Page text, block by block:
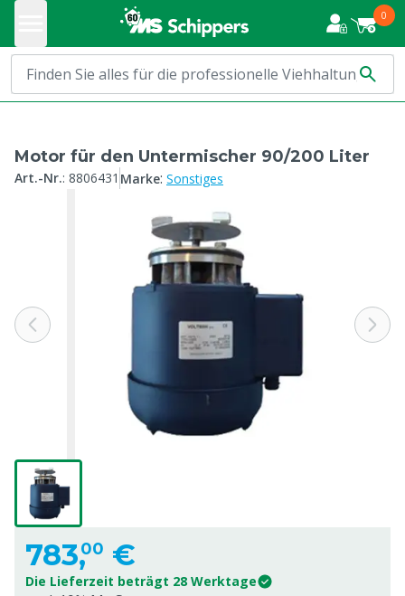
0
Motor für den Untermischer 90/200 Liter
Art.-Nr.: 8806431 Marke: Sonstiges
783,00 €
Die Lieferzeit beträgt 28 Werktage